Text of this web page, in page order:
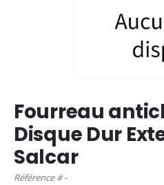
Fourreau
Disque Dur
Salcar
Référence # -